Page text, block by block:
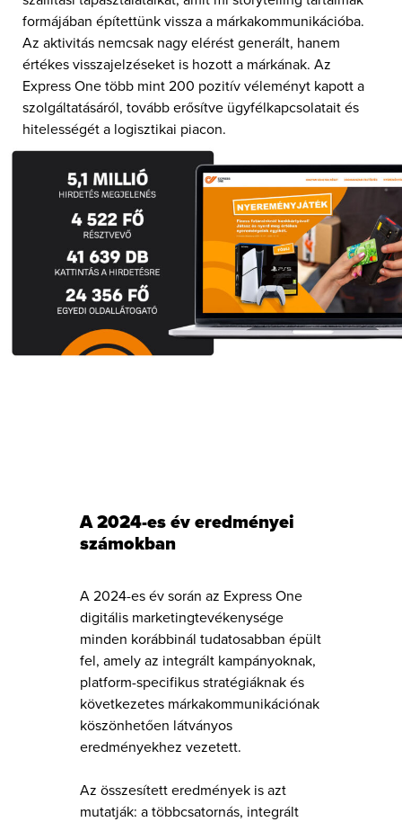
formájában építettünk vissza a márkakommunikációba.
Az aktivitás nemcsak nagy elérést generált, hanem
értékes visszajelzéseket is hozott a márkának. Az
Express One több mint 200 pozitív véleményt kapott a
szolgáltatásáról, tovább erősítve ügyfélkapcsolatait és
hitelességét a logisztikai piacon.
A 2024-es év eredményei
számokban
A 2024-es év során az Express One
digitális marketingtevékenysége
minden korábbinál tudatosabban épült
fel, amely az integrált kampányoknak,
platform-specifikus stratégiáknak és
következetes márkakommunikációnak
köszönhetően látványos
eredményekhez vezetett.
Az összesített eredmények is azt
mutatják: a többcsatornás, integrált